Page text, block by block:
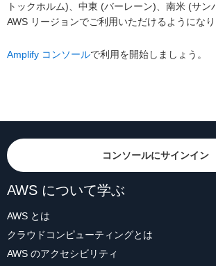
トックホルム)、中東 (バーレーン)、南米 (サン
AWS リージョンでご利用いただけるようになり
Amplify コンソールで利用を開始しましょう。
コンソールにサインイン
AWS について学ぶ
AWS とは
クラウドコンピューティングとは
AWS のアクセシビリティ